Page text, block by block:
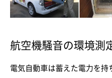
航空機騒音の環境測
電気自動車は蓄えた電力を